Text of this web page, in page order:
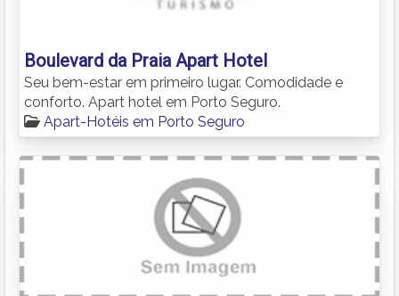
Boulevard da Praia Apart Hotel
Seu bem-estar em primeiro lugar. Comodidade e
conforto. Apart hotel em Porto Seguro.
Apart-Hotéis em Porto Seguro